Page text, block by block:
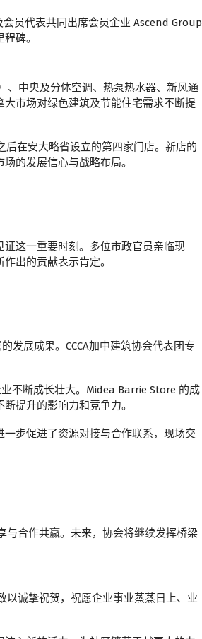
员代表共同出席会员企业 Ascend Group
碑。
、中央及分体空调、热泵热水器、新风通
市场对绿色建筑及节能住宅需求不断提
在安大略省设立的第四家门店。新店的
的发展信心与战略布局。
这一重要时刻。多位市政官员亲临现
出的贡献表示肯定。
发展成果。CCCA加中建筑协会代表团专
不断成长壮大。Midea Barrie Store 的成
提升的影响力和竞争力。
步促进了资源对接与合作联系，现场交
与合作共赢。未来，协会将继续发挥桥梁
以诚挚祝贺，祝愿企业事业蒸蒸日上、业